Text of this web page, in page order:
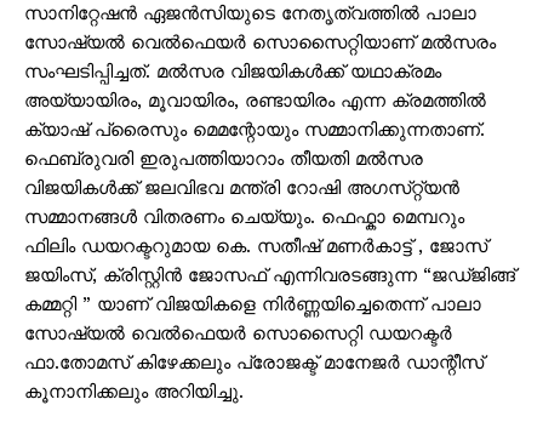
സാനിറ്റേഷൻ ഏജൻസിയുടെ നേതൃത്വത്തിൽ പാലാ
സോഷ്യൽ വെൽഫെയർ സൊസൈറ്റിയാണ് മൽസരം
സംഘടിപ്പിച്ചത്. മൽസര വിജയികൾക്ക് യഥാക്രമം
അയ്യായിരം, മൂവായിരം, രണ്ടായിരം എന്ന ക്രമത്തിൽ
ക്യാഷ് പ്രൈസും മെമന്റോയും സമ്മാനിക്കുന്നതാണ്.
ഫെബ്രുവരി ഇരുപത്തിയാറാം തീയതി മൽസര
വിജയികൾക്ക് ജലവിഭവ മന്ത്രി റോഷി അഗസ്‌റ്റ്യൻ
സമ്മാനങ്ങൾ വിതരണം ചെയ്യും. ഫെഫ്കാ മെമ്പറും
ഫിലിം ഡയറക്ടറുമായ കെ. സതീഷ് മണർകാട്ട് , ജോസ്
ജയിംസ്, ക്രിസ്റ്റിൻ ജോസഫ് എന്നിവരടങ്ങുന്ന “ജഡ്ജിങ്ങ്
കമ്മറ്റി ” യാണ് വിജയികളെ നിർണ്ണയിച്ചെതെന്ന് പാലാ
സോഷ്യൽ വെൽഫെയർ സൊസൈറ്റി ഡയറക്ടർ
ഫാ.തോമസ് കിഴേക്കലും പ്രോജക്ട് മാനേജർ ഡാന്റീസ്
കൂനാനിക്കലും അറിയിച്ചു.